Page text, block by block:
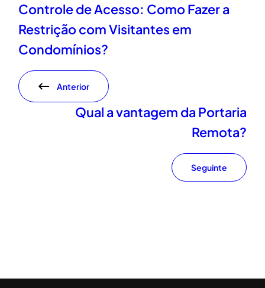
Controle de Acesso: Como Fazer a
Restrição com Visitantes em
Condomínios?
Anterior
Qual a vantagem da Portaria
Remota?
Seguinte